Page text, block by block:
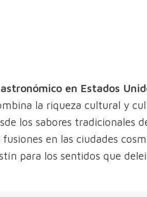
en Estados
la riqueza cultural y
los sabores tradicionales
en las ciudades
para los sentidos que